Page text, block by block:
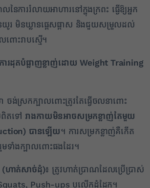
លនៃការរំលាយអាហារនៅក្នុងក្រពះ ធ្វើឱ្យអ្នក
នយូរ មិនឃ្លានផ្តេសផ្តាស និងជួយសម្រួលដល់
ពោះរាបស្មើ។
រដុតបំផ្លាញខ្លាញ់ដោយWeight Training
ចង់ស្រកក្បាលពោះត្រូវតែធ្វើចលនាពោះ
ពិតទៅ រាងកាយមិនអាចសម្រកខ្លាញ់តែមួយ
បានឡើយ។ ការសម្រកខ្លាញ់គឺកើត
ទាំងក្បាលពោះផងដែរ។
ហាត់សាច់ដុំ)៖ ត្រូវហាត់ប្រាណដែលប្រើប្រាស់
Push-ups ឬលើកដុំដែក។